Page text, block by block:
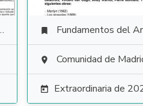
 Fundamentos del
 Comunidad de
 Extraordinaria de